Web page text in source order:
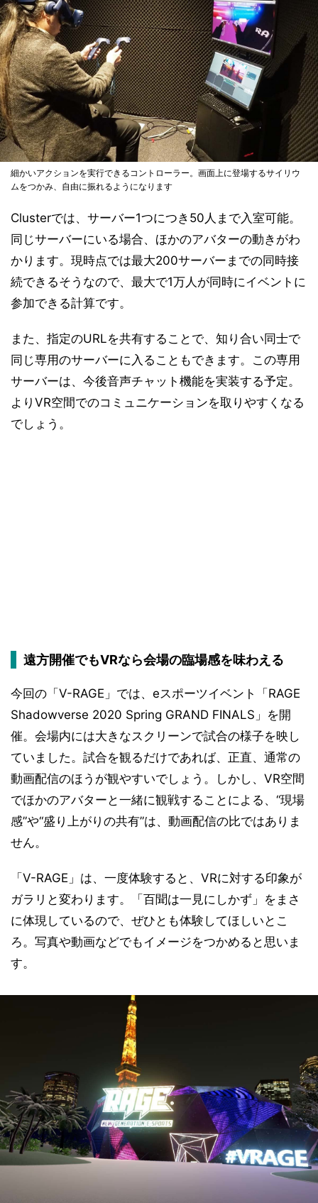
細かいアクションを実行できるコントローラー。画面上に登場するサイリウ
ムをつかみ、自由に振れるようになります
Clusterでは、サーバー1つにつき50人まで入室可能。
同じサーバーにいる場合、ほかのアバターの動きがわ
かります。現時点では最大200サーバーまでの同時接
続できるそうなので、最大で1万人が同時にイベントに
参加できる計算です。
また、指定のURLを共有することで、知り合い同士で
同じ専用のサーバーに入ることもできます。この専用
サーバーは、今後音声チャット機能を実装する予定。
よりVR空間でのコミュニケーションを取りやすくなる
でしょう。
遠方開催でもVRなら会場の臨場感を味わえる
今回の「V-RAGE」では、eスポーツイベント「RAGE
Shadowverse 2020 Spring GRAND FINALS」を開
催。会場内には大きなスクリーンで試合の様子を映し
ていました。試合を観るだけであれば、正直、通常の
動画配信のほうが観やすいでしょう。しかし、VR空間
でほかのアバターと一緒に観戦することによる、“現場
感”や“盛り上がりの共有”は、動画配信の比ではありま
せん。
「V-RAGE」は、一度体験すると、VRに対する印象が
ガラリと変わります。「百聞は一見にしかず」をまさ
に体現しているので、ぜひとも体験してほしいとこ
ろ。写真や動画などでもイメージをつかめると思いま
す。